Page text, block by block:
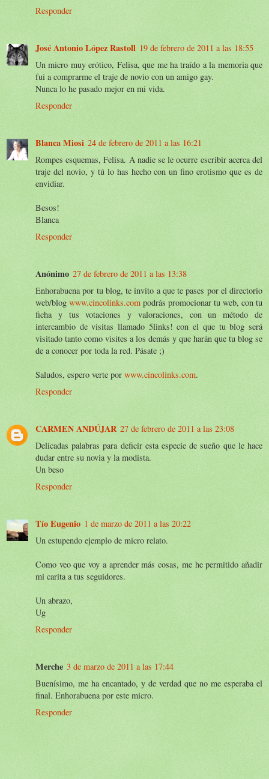
Responder
José Antonio López Rastoll 19 de febrero de 2011 a las 18:55
Un micro muy erótico, Felisa, que me ha traído a la memoria que
fui a comprarme el traje de novio con un amigo gay.
Nunca lo he pasado mejor en mi vida.
Responder
Blanca Miosi 24 de febrero de 2011 a las 16:21
Rompes esquemas, Felisa. A nadie se le ocurre escribir acerca del
traje del novio, y tú lo has hecho con un fino erotismo que es de
envidiar.
Besos!
Blanca
Responder
Anónimo 27 de febrero de 2011 a las 13:38
Enhorabuena por tu blog, te invito a que te pases por el directorio
web/blog www.cincolinks.com podrás promocionar tu web, con tu
ficha y tus votaciones y valoraciones, con un método de
intercambio de visitas llamado 5links! con el que tu blog será
visitado tanto como visites a los demás y que harán que tu blog se
de a conocer por toda la red. Pásate ;)
Saludos, espero verte por www.cincolinks.com.
Responder
CARMEN ANDÚJAR 27 de febrero de 2011 a las 23:08
Delicadas palabras para deficir esta especie de sueño que le hace
dudar entre su novia y la modista.
Un beso
Responder
Tío Eugenio 1 de marzo de 2011 a las 20:22
Un estupendo ejemplo de micro relato.
Como veo que voy a aprender más cosas, me he permitido añadir
mi carita a tus seguidores.
Un abrazo,
Ug
Responder
Merche 3 de marzo de 2011 a las 17:44
Buenísimo, me ha encantado, y de verdad que no me esperaba el
final. Enhorabuena por este micro.
Responder